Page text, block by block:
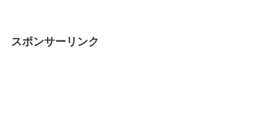
スポンサーリンク